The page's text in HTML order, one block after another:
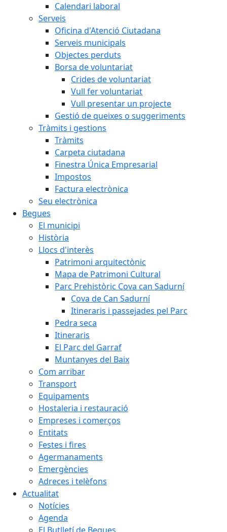
Calendari laboral
Serveis
Oficina d'Atenció Ciutadana
Serveis municipals
Objectes perduts
Borsa de voluntariat
Crides de voluntariat
Vull fer voluntariat
Vull presentar un projecte
Gestió de queixes o suggeriments
Tràmits i gestions
Tràmits
Carpeta ciutadana
Finestra Única Empresarial
Impostos
Factura electrònica
Seu electrònica
Begues
El municipi
Història
Llocs d'interès
Patrimoni arquitectònic
Mapa de Patrimoni Cultural
Parc Prehistòric Cova can Sadurní
Cova de Can Sadurní
Itineraris i passejades pel Parc
Pedra seca
Itineraris
El Parc del Garraf
Muntanyes del Baix
Com arribar
Transport
Equipaments
Hostaleria i restauració
Empreses i comerços
Entitats
Festes i fires
Agermanaments
Emergències
Adreces i telèfons
Actualitat
Notícies
Agenda